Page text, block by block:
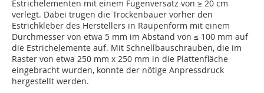
Estrichelementen mit einem Fugenversatz von ≥ 20 cm
verlegt. Dabei trugen die Trockenbauer vorher den
Estrichkleber des Herstellers in Raupenform mit einem
Durchmesser von etwa 5 mm im Abstand von ≤ 100 mm auf
die Estrichelemente auf. Mit Schnellbauschrauben, die im
Raster von etwa 250 mm x 250 mm in die Plattenfläche
eingebracht wurden, konnte der nötige Anpressdruck
hergestellt werden.